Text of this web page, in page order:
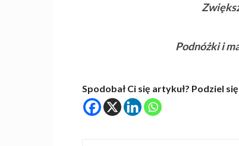
Podnóżki i
Spodobał Ci się artykuł? Podziel